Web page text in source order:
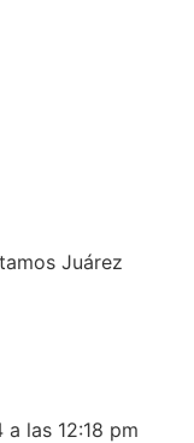
Juárez
las 12:18 pm